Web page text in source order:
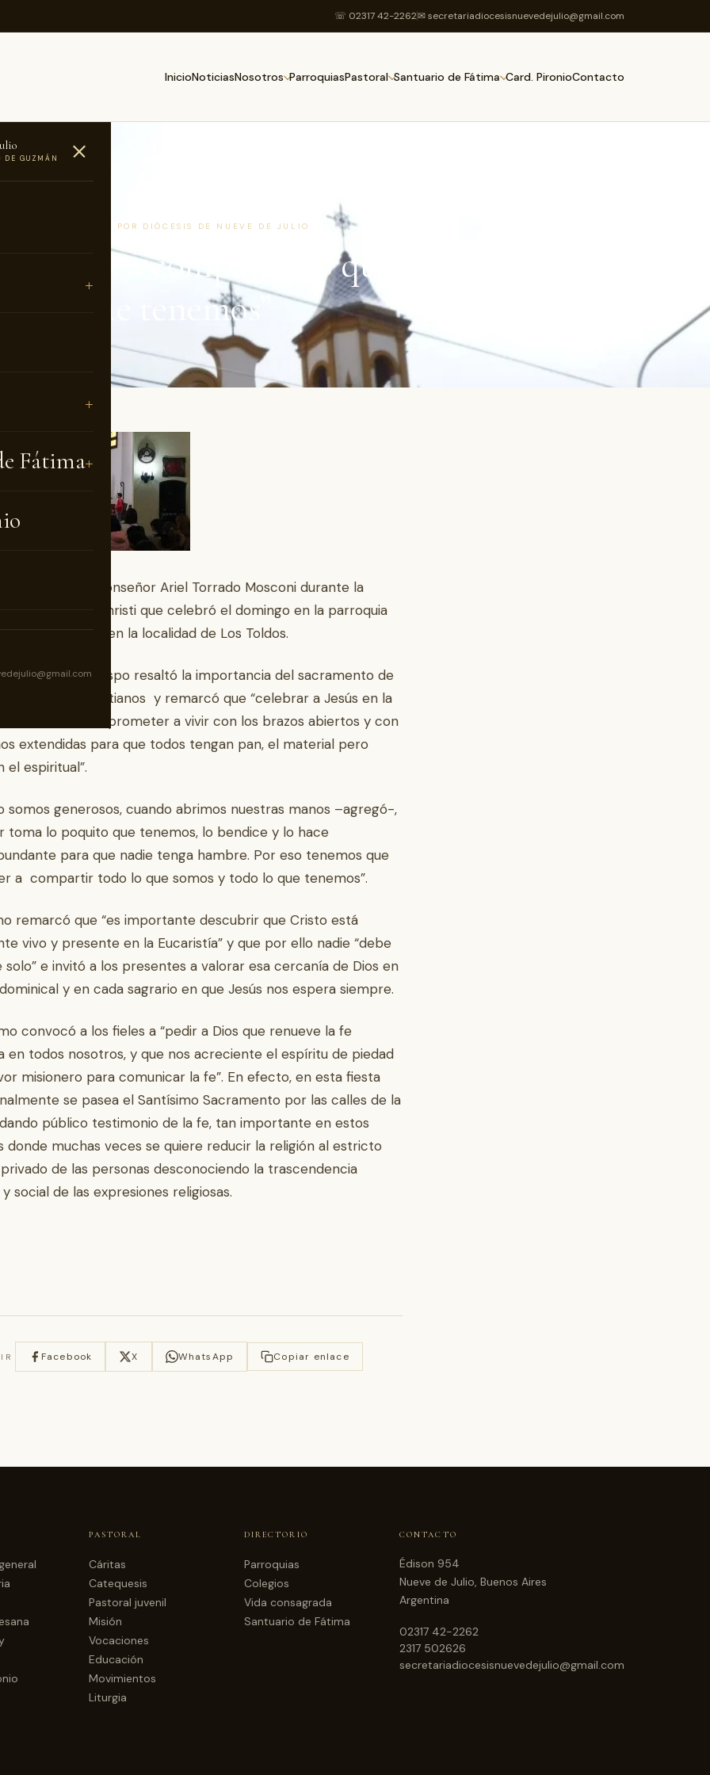
☏ 02317 42-2262✉ secretariadiocesisnuevedejulio@gmail.com
InicioNoticiasNosotros ParroquiasPastoral Santuario de Fátima Card. PironioContacto
DE GUZMÁN
Fátima
JUNIO DE 2019 · POR DIÓCESIS DE NUEVE DE JULIO
a compartir lo que
y lo que tenemos”
mensaje de Monseñor Ariel Torrado Mosconi durante la
de Corpus Christi que celebró el domingo en la parroquia
Señora del Pilar en la localidad de Los Toldos.
su homilía el obispo resaltó la importancia del sacramento de
para los cristianos y remarcó que “celebrar a Jesús en la
nos debe comprometer a vivir con los brazos abiertos y con
extendidas para que todos tengan pan, el material pero
el espiritual”.
somos generosos, cuando abrimos nuestras manos –agregó-,
toma lo poquito que tenemos, lo bendice y lo hace
para que nadie tenga hambre. Por eso tenemos que
a compartir todo lo que somos y todo lo que tenemos”.
remarcó que “es importante descubrir que Cristo está
vivo y presente en la Eucaristía” y que por ello nadie “debe
solo” e invitó a los presentes a valorar esa cercanía de Dios en
y en cada sagrario en que Jesús nos espera siempre.
convocó a los fieles a “pedir a Dios que renueve la fe
en todos nosotros, y que nos acreciente el espíritu de piedad
misionero para comunicar la fe”. En efecto, en esta fiesta
se pasea el Santísimo Sacramento por las calles de la
público testimonio de la fe, tan importante en estos
donde muchas veces se quiere reducir la religión al estricto
de las personas desconociendo la trascendencia
social de las expresiones religiosas.
Facebook X WhatsApp Copiar enlace
PASTORAL
Cáritas
Catequesis
Pastoral juvenil
Misión
Vocaciones
Educación
Movimientos
Liturgia
DIRECTORIO
Parroquias
Colegios
Vida consagrada
Santuario de Fátima
CONTACTO
Édison 954
Nueve de Julio, Buenos Aires
Argentina
02317 42-2262
2317 502626
secretariadiocesisnuevedejulio@gmail.com